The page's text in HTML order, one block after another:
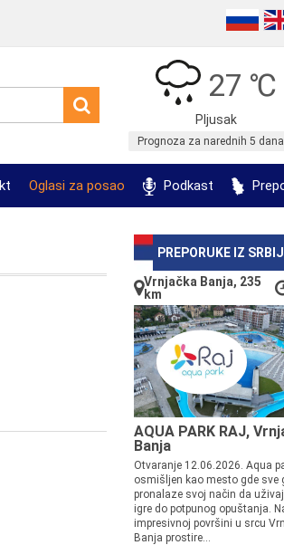
27 ℃
Pljusak
Prognoza za narednih 5 dana
Oglasi za posao Podkast
PREPORUKE IZ
Vrnjačka Banja, 235
km
AQUA PARK RAJ,
Banja
Otvaranje 12.06.2026. Aqua
osmišljen kao mesto gde sve
pronalaze svoj način da
igre do potpunog opuštanja.
impresivnoj površini u srcu
Banja prostire...